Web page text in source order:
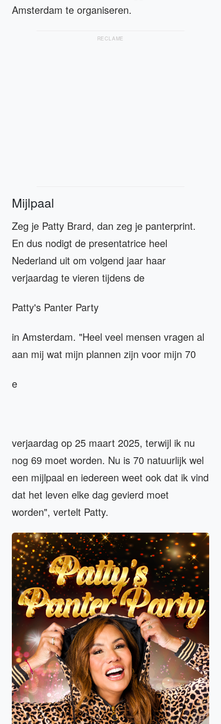
Amsterdam te organiseren.
RECLAME
Mijlpaal
Zeg je Patty Brard, dan zeg je panterprint.
En dus nodigt de presentatrice heel
Nederland uit om volgend jaar haar
verjaardag te vieren tijdens de
Patty's Panter Party
in Amsterdam. "Heel veel mensen vragen al
aan mij wat mijn plannen zijn voor mijn 70
e
verjaardag op 25 maart 2025, terwijl ik nu
nog 69 moet worden. Nu is 70 natuurlijk wel
een mijlpaal en iedereen weet ook dat ik vind
dat het leven elke dag gevierd moet
worden", vertelt Patty.